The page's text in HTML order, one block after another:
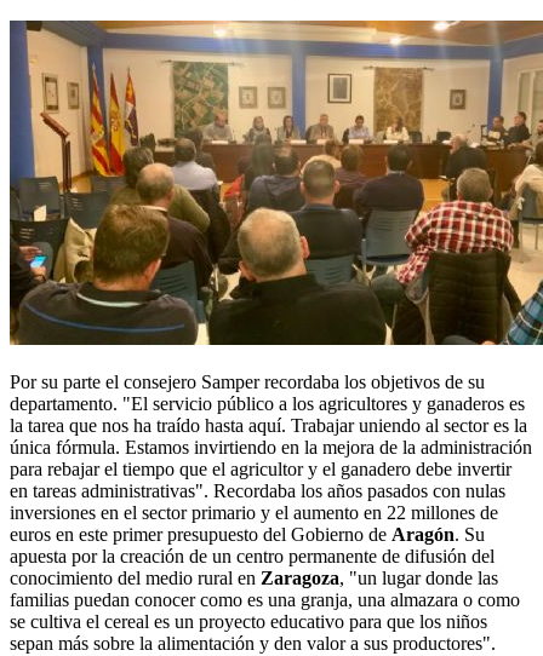
Por su parte el consejero Samper recordaba los objetivos de su
departamento. "El servicio público a los agricultores y ganaderos es
la tarea que nos ha traído hasta aquí. Trabajar uniendo al sector es la
única fórmula. Estamos invirtiendo en la mejora de la administración
para rebajar el tiempo que el agricultor y el ganadero debe invertir
en tareas administrativas". Recordaba los años pasados con nulas
inversiones en el sector primario y el aumento en 22 millones de
euros en este primer presupuesto del Gobierno de Aragón. Su
apuesta por la creación de un centro permanente de difusión del
conocimiento del medio rural en Zaragoza, "un lugar donde las
familias puedan conocer como es una granja, una almazara o como
se cultiva el cereal es un proyecto educativo para que los niños
sepan más sobre la alimentación y den valor a sus productores".